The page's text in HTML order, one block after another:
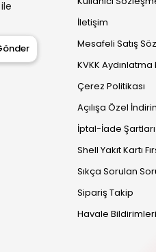
İletişim
Mesafeli Satış
KVKK Aydınlatma
Çerez Politikası
Açılışa Özel
İptal-İade Şartları
Shell Yakıt Kartı
Sıkça Sorulan
Sipariş Takip
Havale Bildirimleri